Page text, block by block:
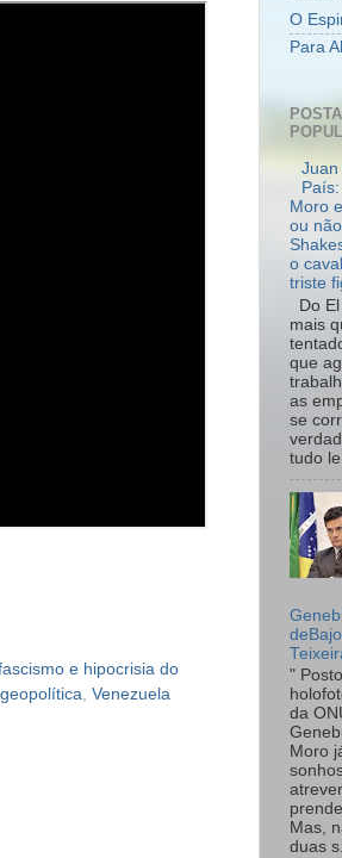
e hipocrisia do
geopolítica Venezuela
O
Para
Juan
Moro
ou
o
triste
Do
mais
que
as
se
tudo
"
da
Moro
Mas,
duas